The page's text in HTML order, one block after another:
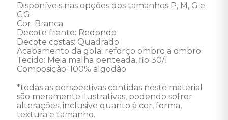
Disponíveis nas opções dos tamanhos P, M, G e
GG
Cor: Branca
Decote frente: Redondo
Decote costas: Quadrado
Acabamento da gola: reforço ombro a ombro
Tecido: Meia malha penteada, fio 30/1
Composição: 100% algodão
*todas as perspectivas contidas neste material
são meramente ilustrativas, podendo sofrer
alterações, inclusive quanto à cor, forma,
textura e tamanho.